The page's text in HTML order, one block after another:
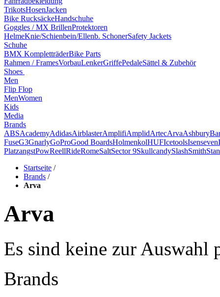
TrikotsHosenJacken
Bike RucksäckeHandschuhe
Goggles / MX BrillenProtektoren
HelmeKnie/Schienbein/Ellenb. SchonerSafety Jackets
Schuhe
BMX KompletträderBike Parts
Rahmen / FramesVorbauLenkerGriffePedaleSättel & Zubehör
Shoes
Men
Flip Flop
MenWomen
Kids
Media
Brands
ABSAcademyAdidasAirblasterAmplifiAmplidArtecArvaAshbury
FuseG3GnarlyGoProGood BoardsHolmenkolHUFIcetoolsIsenseven
PlatzangstPowReellRideRomeSaltSector 9SkullcandySlashSmith
Startseite /
Brands /
Arva
Arva
Es sind keine zur Auswahl
Brands